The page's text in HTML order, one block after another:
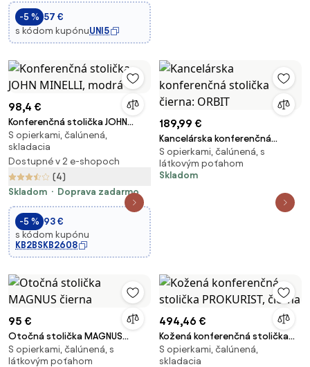
s Oceľovým Rámom, Kuchynská
Stolička s Vankúš
-5 % 57 €
s kódom kupónuUNI5
98,4 €
Konferenčná stolička JOHN
MINELLI, modrá
S opierkami, čalúnená,
skladacia
Dostupné v 2 e-shopoch
(4)
Skladom
Doprava zadarmo
-5 % 93 €
s kódom kupónu
KB2BSKB2608
189,99 €
Kancelárska konferenčná
stolička čierna: ORBIT
S opierkami, čalúnená, s
látkovým poťahom
Skladom
95 €
Otočná stolička MAGNUS
čierna
S opierkami, čalúnená, s
látkovým poťahom
494,46 €
Kožená konferenčná stolička
PROKURIST, čierna
S opierkami, čalúnená,
skladacia